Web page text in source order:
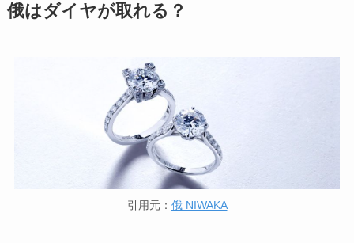
俄はダイヤが取れる？
引用元： 俄 NIWAKA